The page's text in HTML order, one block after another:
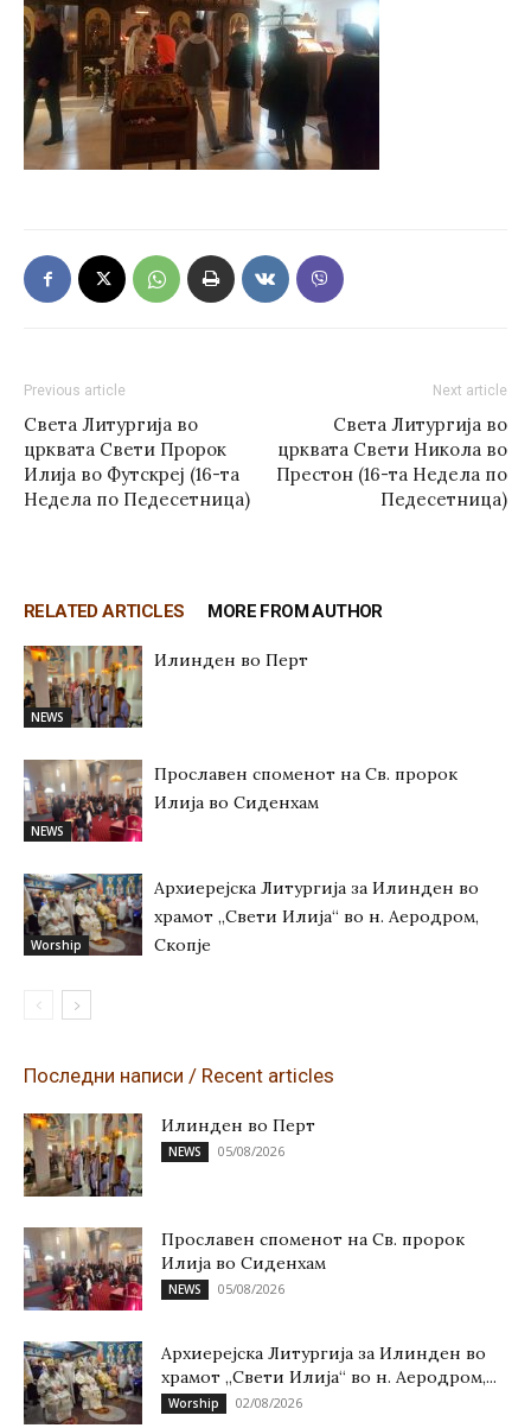
Previous article
Света Литургија во
црквата Свети Пророк
Илија во Футскреј (16-та
Недела по Педесетница)
Next article
Света Литургија во
црквата Свети Никола во
Престон (16-та Недела по
Педесетница)
RELATED ARTICLES MORE FROM AUTHOR
NEWS
Илинден во Перт
NEWS
Прославен споменот на Св. пророк
Илија во Сиденхам
Worship
Архиерејска Литургија за Илинден во
храмот „Свети Илија“ во н. Аеродром,
Скопје
Последни написи / Recent articles
Илинден во Перт
NEWS 05/08/2026
Прославен споменот на Св. пророк
Илија во Сиденхам
NEWS 05/08/2026
Архиерејска Литургија за Илинден во
храмот „Свети Илија“ во н. Аеродром,...
Worship 02/08/2026